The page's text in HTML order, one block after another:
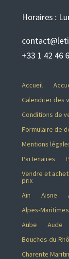
Horaires :
+33 1 42 46
Accueil
Calendrier des
Conditions de
Formulaire de
Mentions
Partenaires
Vendre et
prix
Ain
Aisne
Alpes-Maritimes
Aube
Aude
Bouches-du-
Charente